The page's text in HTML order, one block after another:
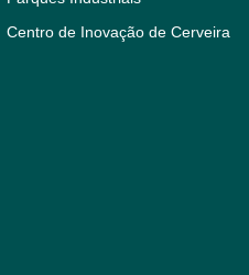
Centro de Inovação de Cerveira